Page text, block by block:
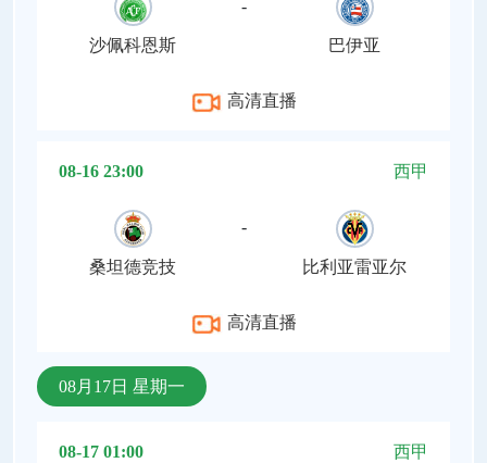
沙佩科恩斯
-
巴伊亚
高清直播
08-16 23:00 西甲
桑坦德竞技
-
比利亚雷亚尔
高清直播
08月17日 星期一
08-17 01:00 西甲